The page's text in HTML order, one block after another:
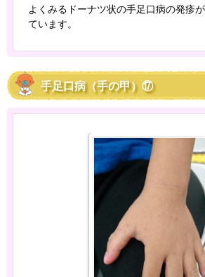
よくみるドーナツ状の手足口病の発疹
ています。
手足口病（手の甲）⑰